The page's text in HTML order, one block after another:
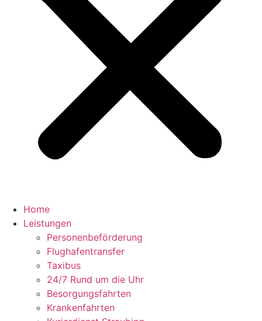
Home
Leistungen
Personenbeförderung
Flughafentransfer
Taxibus
24/7 Rund um die Uhr
Besorgungsfahrten
Krankenfahrten